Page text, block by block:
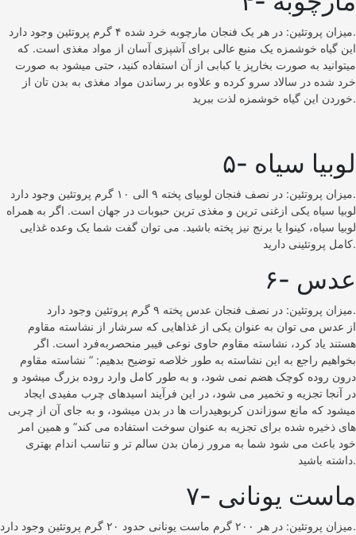
میزان پروتئین: در هر یک فنجان مارچوبه خرد شده ۴ گرم پروتئین وجود دارد.
این گیاه خوشمزه یک منبع عالی برای آشپزی آسان از مواد مغذی است. که
میتوانید به صورت بخارپز یا کبابی از آن استفاده کنید، حتی میشود به صورت
خرد شده در سالاد سرو کرده و علاوه بر رساندن مواد مغذی به بدن تان از
خوردن این گیاه خوشمزه لذت ببرید.
۵- لوبیا سیاه
میزان پروتئین: در نصف فنجان لوبیای پخته ۹ الی ۱۰ گرم پروتئین وجود دارد.
لوبیا سیاه یکی ازغنی ترین و مغذی ترین حبوبات در جهان است. اگر به همراه
لوبیا سیاه، کینوا یا برنج نیز پخته باشید. می توان گفت شما یک وعده غذایی
کامل پروتئینی دارید.
۶- عدس
میزان پروتئین: در نصف فنجان عدس پخته ۹ گرم پروتئین وجود دارد.
از عدس می توان به عنوان یکی از غذاهایی که سرشار از نشاسته مقاوم
هستند یاد کرد، نشاسته مقاوم حاوی نوعی فیبر منحصربه‌فرد است. اگر
بخواهیم راجع به این نشاسته به طور خلاصه توضیح بدهیم: ” نشاسته مقاوم
درون روده کوچک هضم نمی شود، و به طور کامل وارد روده بزرگ میشود و
در آنجا تجزیه و تخمیر می شود، در این فرآیند اسیدهای چرب مفیدی ایجاد
میشود که مانع سوزاندن کربوهیدرات ها در بدن میشود، و به جای آن از چربی
های ذخیره شده برای تجزیه به عنوان سوخت استفاده می کند” و همین امر
خود باعث می شود شما به مرور زمان بدن سالم تر و تناسب اندام بهتری
داشته باشید.
۷- ماست یونانی
میزان پروتئین: در هر ۲۰۰ گرم ماست یونانی حدود ۲۰ گرم پروتئین وجود دارد.